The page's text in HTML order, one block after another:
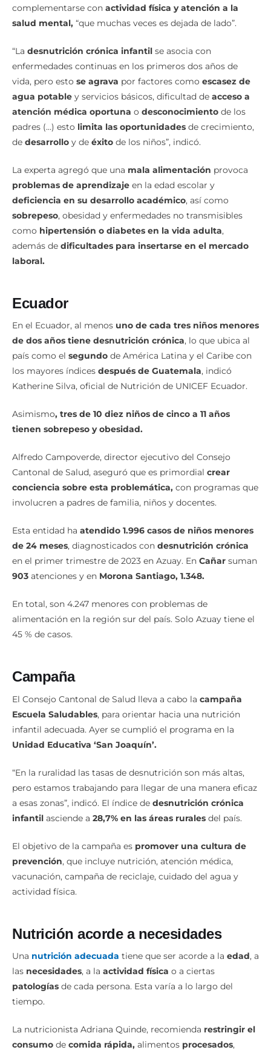
complementarse con actividad física y atención a la
salud mental, “que muchas veces es dejada de lado”.
“La desnutrición crónica infantil se asocia con
enfermedades continuas en los primeros dos años de
vida, pero esto se agrava por factores como escasez de
agua potable y servicios básicos, dificultad de acceso a
atención médica oportuna o desconocimiento de los
padres (…) esto limita las oportunidades de crecimiento,
de desarrollo y de éxito de los niños”, indicó.
La experta agregó que una mala alimentación provoca
problemas de aprendizaje en la edad escolar y
deficiencia en su desarrollo académico, así como
sobrepeso, obesidad y enfermedades no transmisibles
como hipertensión o diabetes en la vida adulta,
además de dificultades para insertarse en el mercado
laboral.
Ecuador
En el Ecuador, al menos uno de cada tres niños menores
de dos años tiene desnutrición crónica, lo que ubica al
país como el segundo de América Latina y el Caribe con
los mayores índices después de Guatemala, indicó
Katherine Silva, oficial de Nutrición de UNICEF Ecuador.
Asimismo, tres de 10 diez niños de cinco a 11 años
tienen sobrepeso y obesidad.
Alfredo Campoverde, director ejecutivo del Consejo
Cantonal de Salud, aseguró que es primordial crear
conciencia sobre esta problemática, con programas que
involucren a padres de familia, niños y docentes.
Esta entidad ha atendido 1.996 casos de niños menores
de 24 meses, diagnosticados con desnutrición crónica
en el primer trimestre de 2023 en Azuay. En Cañar suman
903 atenciones y en Morona Santiago, 1.348.
En total, son 4.247 menores con problemas de
alimentación en la región sur del país. Solo Azuay tiene el
45 % de casos.
Campaña
El Consejo Cantonal de Salud lleva a cabo la campaña
Escuela Saludables, para orientar hacia una nutrición
infantil adecuada. Ayer se cumplió el programa en la
Unidad Educativa ‘San Joaquín’.
“En la ruralidad las tasas de desnutrición son más altas,
pero estamos trabajando para llegar de una manera eficaz
a esas zonas”, indicó. El índice de desnutrición crónica
infantil asciende a 28,7% en las áreas rurales del país.
El objetivo de la campaña es promover una cultura de
prevención, que incluye nutrición, atención médica,
vacunación, campaña de reciclaje, cuidado del agua y
actividad física.
Nutrición acorde a necesidades
Una nutrición adecuada tiene que ser acorde a la edad, a
las necesidades, a la actividad física o a ciertas
patologías de cada persona. Esta varía a lo largo del
tiempo.
La nutricionista Adriana Quinde, recomienda restringir el
consumo de comida rápida, alimentos procesados,